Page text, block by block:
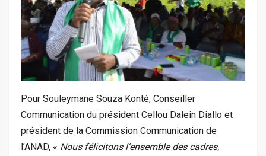
Pour Souleymane Souza Konté, Conseiller
Communication du président Cellou Dalein Diallo et
président de la Commission Communication de
l’ANAD, « Nous félicitons l’ensemble des cadres,